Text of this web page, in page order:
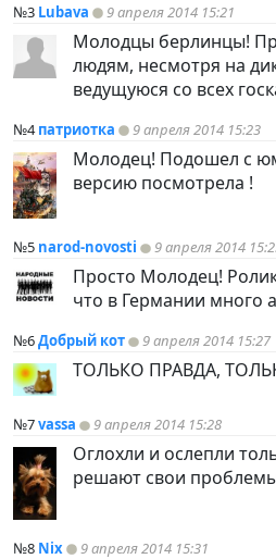
№3 Lubava 9 апреля 2014 15:21
Молодцы берлинцы!
людям, несмотря на
ведущуюся со всех
№4патриотка 9 апреля 2014 15:23
Молодец! Подошел с
версию посмотрела !
№5 narod-novosti 9 апреля 2014
Просто Молодец!
что в Германии много
№6Добрый кот 9 апреля 2014 15:27
ТОЛЬКО ПРАВДА,
№7vassa 9 апреля 2014 15:28
Оглохли и ослепли
решают свои
№8 Nix 9 апреля 2014 15:31